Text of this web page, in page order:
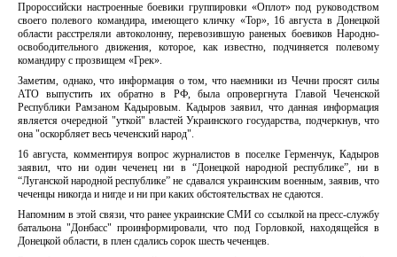
Пророссийски настроенные боевики группировки «Оплот» под руководством
своего полевого командира, имеющего кличку «Тор», 16 августа в Донецкой
области расстреляли автоколонну, перевозившую раненых боевиков Народно-
освободительного движения, которое, как известно, подчиняется полевому
командиру с прозвищем «Грек».
Заметим, однако, что информация о том, что наемники из Чечни просят силы
АТО выпустить их обратно в РФ, была опровергнута Главой Чеченской
Республики Рамзаном Кадыровым. Кадыров заявил, что данная информация
является очередной "уткой" властей Украинского государства, подчеркнув, что
она "оскорбляет весь чеченский народ".
16 августа, комментируя вопрос журналистов в поселке Герменчук, Кадыров
заявил, что ни один чеченец ни в “Донецкой народной республике”, ни в
“Луганской народной республике” не сдавался украинским военным, заявив, что
чеченцы никогда и нигде и ни при каких обстоятельствах не сдаются.
Напомним в этой связи, что ранее украинские СМИ со ссылкой на пресс-службу
батальона "Донбасс" проинформировали, что под Горловкой, находящейся в
Донецкой области, в плен сдались сорок шесть чеченцев.